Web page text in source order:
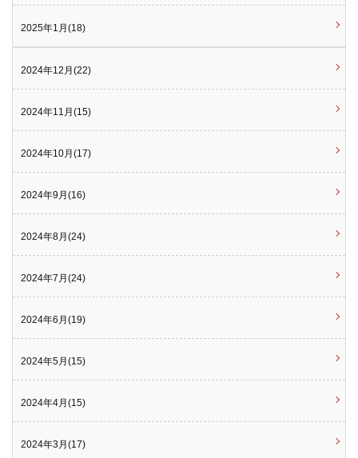
2025年1月(18)
2024年12月(22)
2024年11月(15)
2024年10月(17)
2024年9月(16)
2024年8月(24)
2024年7月(24)
2024年6月(19)
2024年5月(15)
2024年4月(15)
2024年3月(17)